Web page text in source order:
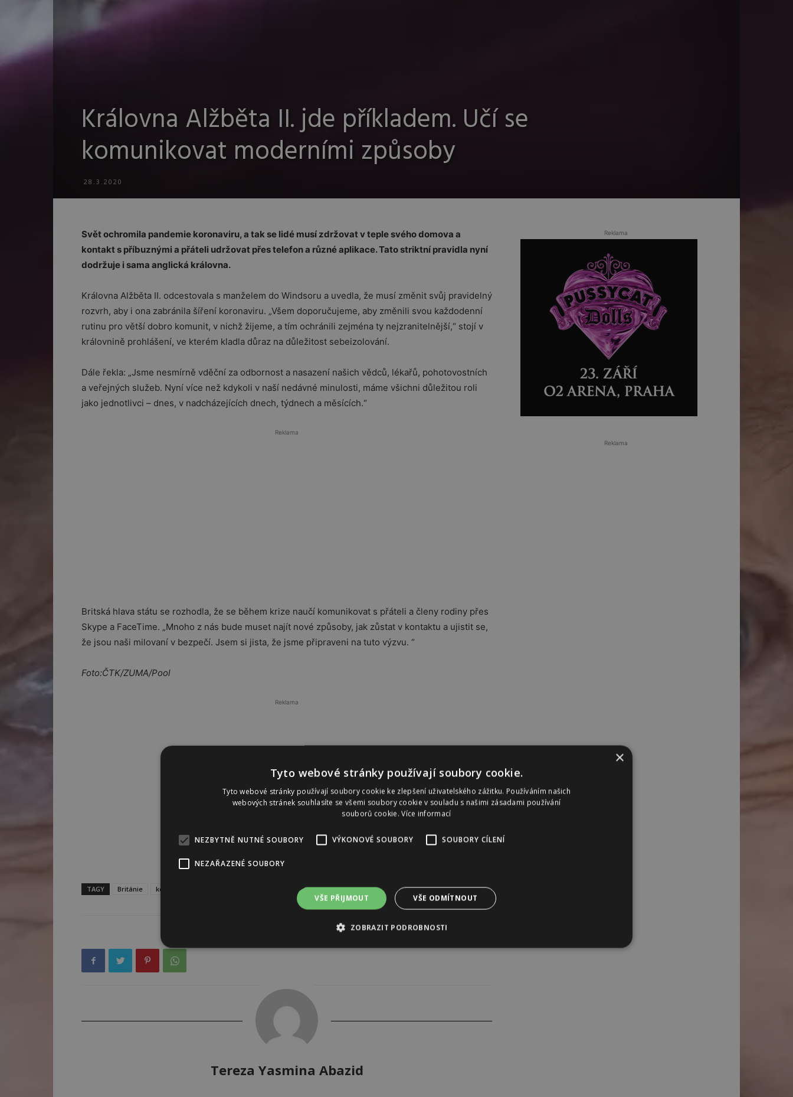
Královna Alžběta II. jde příkladem. Učí se
komunikovat moderními způsoby
28.3.2020
Svět ochromila pandemie koronaviru, a tak se lidé musí zdržovat v teple svého domova a
kontakt s příbuznými a přáteli udržovat přes telefon a různé aplikace. Tato striktní pravidla nyní
dodržuje i sama anglická královna.
Královna Alžběta II. odcestovala s manželem do Windsoru a uvedla, že musí změnit svůj pravidelný
rozvrh, aby i ona zabránila šíření koronaviru. „Všem doporučujeme, aby změnili svou každodenní
rutinu pro větší dobro komunit, v nichž žijeme, a tím ochránili zejména ty nejzranitelnější,“ stojí v
královnině prohlášení, ve kterém kladla důraz na důležitost sebeizolování.
Dále řekla: „Jsme nesmírně vděční za odbornost a nasazení našich vědců, lékařů, pohotovostních
a veřejných služeb. Nyní více než kdykoli v naší nedávné minulosti, máme všichni důležitou roli
jako jednotlivci – dnes, v nadcházejících dnech, týdnech a měsících.“
Reklama
Britská hlava státu se rozhodla, že se během krize naučí komunikovat s přáteli a členy rodiny přes
Skype a FaceTime. „Mnoho z nás bude muset najít nové způsoby, jak zůstat v kontaktu a ujistit se,
že jsou naši milovaní v bezpečí. Jsem si jista, že jsme připraveni na tuto výzvu. “
Foto:ČTK/ZUMA/Pool
Reklama
TAGY Británie koronavirus
Tereza Yasmina Abazid
Reklama
Reklama
×
Tyto webové stránky používají soubory cookie.
Tyto webové stránky používají soubory cookie ke zlepšení uživatelského zážitku. Používáním našich
webových stránek souhlasíte se všemi soubory cookie v souladu s našimi zásadami používání
souborů cookie.Více informací
NEZBYTNĚ NUTNÉ SOUBORY VÝKONOVÉ SOUBORY SOUBORY CÍLENÍ
NEZAŘAZENÉ SOUBORY
VŠE PŘIJMOUT VŠE ODMÍTNOUT
ZOBRAZIT PODROBNOSTI